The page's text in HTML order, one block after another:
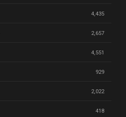
4,435
2,657
4,551
929
2,022
418